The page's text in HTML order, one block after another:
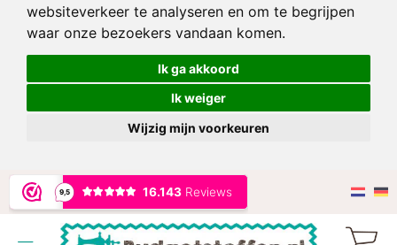
websiteverkeer te analyseren en om te begrijpen
waar onze bezoekers vandaan komen.
Ik ga akkoord
Ik weiger
Wijzig mijn voorkeuren
naar